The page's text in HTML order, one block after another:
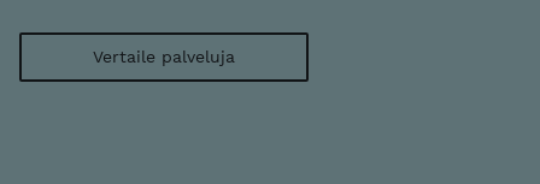
Vertaile palveluja